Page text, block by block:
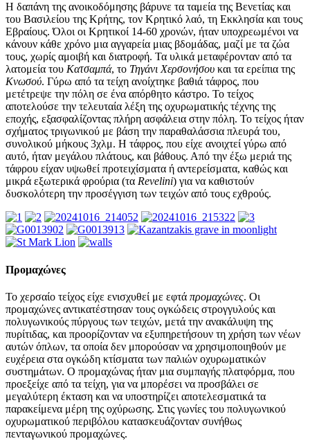
Η δαπάνη της ανοικοδόμησης βάρυνε τα ταμεία της Βενετίας και
του Βασιλείου της Κρήτης, τον Κρητικό λαό, τη Εκκλησία και τους
Εβραίους. Όλοι οι Κρητικοί 14-60 χρονών, ήταν υποχρεωμένοι να
κάνουν κάθε χρόνο μια αγγαρεία μιας βδομάδας, μαζί με τα ζώα
τους, χωρίς αμοιβή και διατροφή. Τα υλικά μεταφέρονταν από τα
λατομεία του Κατσαμπά, το Τηγάνι Χερσονήσου και τα ερείπια της
Κνωσού. Γύρω από τα τείχη ανοίχτηκε βαθιά τάφρος, που
μετέτρεψε την πόλη σε ένα απόρθητο κάστρο. Το τείχος
αποτελούσε την τελευταία λέξη της οχυρωματικής τέχνης της
εποχής, εξασφαλίζοντας πλήρη ασφάλεια στην πόλη. Το τείχος ήταν
σχήματος τριγωνικού με βάση την παραθαλάσσια πλευρά του,
συνολικού μήκους 3χλμ. Η τάφρος, που είχε ανοιχτεί γύρω από
αυτό, ήταν μεγάλου πλάτους, και βάθους. Από την έξω μεριά της
τάφρου είχαν υψωθεί προτειχίσματα ή αντερείσματα, καθώς και
μικρά εξωτερικά φρούρια (τα Revelini) για να καθιστούν
δυσκολότερη την προσέγγιση των τειχών από τους εχθρούς.
Προμαχώνες
Το χερσαίο τείχος είχε ενισχυθεί με εφτά προμαχώνες. Οι
προμαχώνες αντικατέστησαν τους ογκώδεις στρογγυλούς και
πολυγωνικούς πύργους των τειχών, μετά την ανακάλυψη της
πυρίτιδας, και προορίζονταν να εξυπηρετήσουν τη χρήση των νέων
αυτών όπλων, τα οποία δεν μπορούσαν να χρησιμοποιηθούν με
ευχέρεια στα ογκώδη κτίσματα των παλιών οχυρωματικών
συστημάτων. Ο προμαχώνας ήταν μια συμπαγής πλατφόρμα, που
προεξείχε από τα τείχη, για να μπορέσει να προσβάλει σε
μεγαλύτερη έκταση και να υποστηρίζει αποτελεσματικά τα
παρακείμενα μέρη της οχύρωσης. Στις γωνίες του πολυγωνικού
οχυρωματικού περιβόλου κατασκευάζονταν συνήθως
πενταγωνικού προμαχώνες.